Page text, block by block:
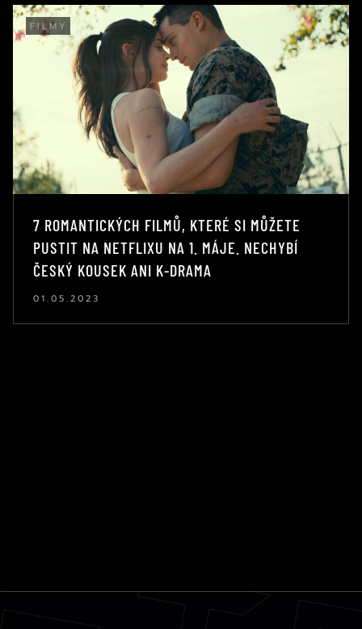
FILMY
7 ROMANTICKÝCH FILMŮ, KTERÉ SI MŮŽETE
PUSTIT NA NETFLIXU NA 1. MÁJE. NECHYBÍ
ČESKÝ KOUSEK ANI K-DRAMA
01.05.2023